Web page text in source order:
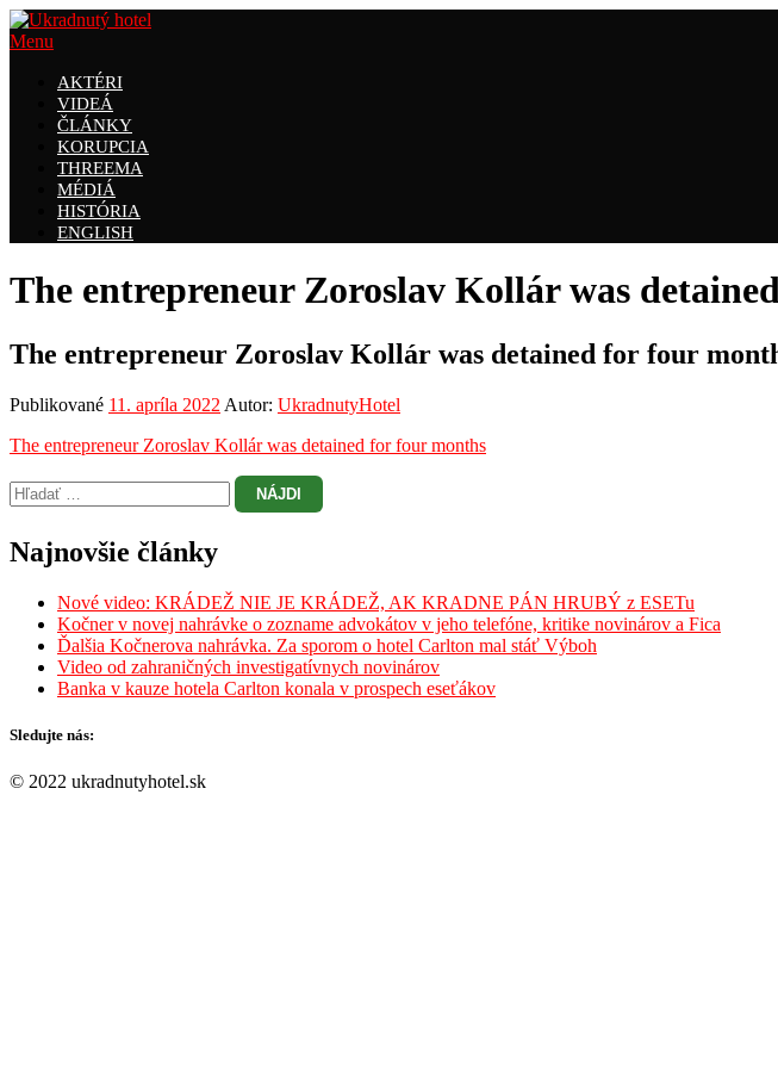
Prejsť
na
Menu
AKTÉRI
VIDEÁ
ČLÁNKY
KORUPCIA
THREEMA
MÉDIÁ
HISTÓRIA
ENGLISH
The entrepreneur Zoroslav Kollár was
The entrepreneur Zoroslav Kollár was detained for four
Publikované 11. apríla 2022 Autor: UkradnutyHotel
The entrepreneur Zoroslav Kollár was detained for four months
Hľadať:
Najnovšie články
Nové video: KRÁDEŽ NIE JE KRÁDEŽ, AK KRADNE PÁN HRUBÝ z ESETu
Kočner v novej nahrávke o zozname advokátov v jeho telefóne, kritike novinárov a Fica
Ďalšia Kočnerova nahrávka. Za sporom o hotel Carlton mal stáť Výboh
Video od zahraničných investigatívnych novinárov
Banka v kauze hotela Carlton konala v prospech eseťákov
Sledujte nás:
© 2022 ukradnutyhotel.sk